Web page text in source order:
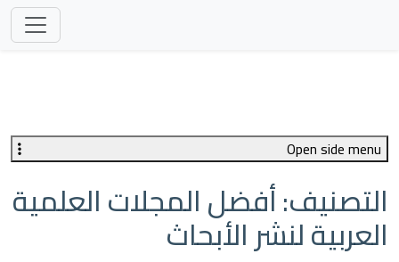
التصنيف:أفضل المجلات العلمية
العربية لنشر الأبحاث
Open side menu